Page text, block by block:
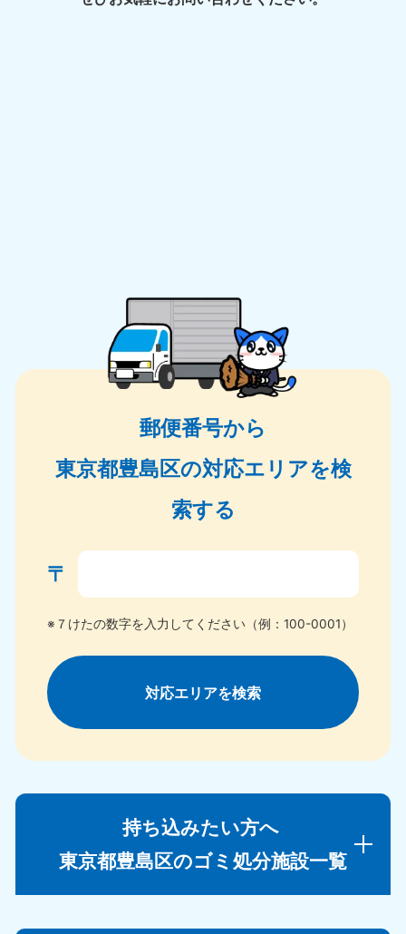
郵便番号から
東京都豊島区の対応エリアを検
索する
〒
※７けたの数字を入力してください（例：100-0001）
対応エリアを検索
持ち込みたい方へ
東京都豊島区のゴミ処分施設一覧